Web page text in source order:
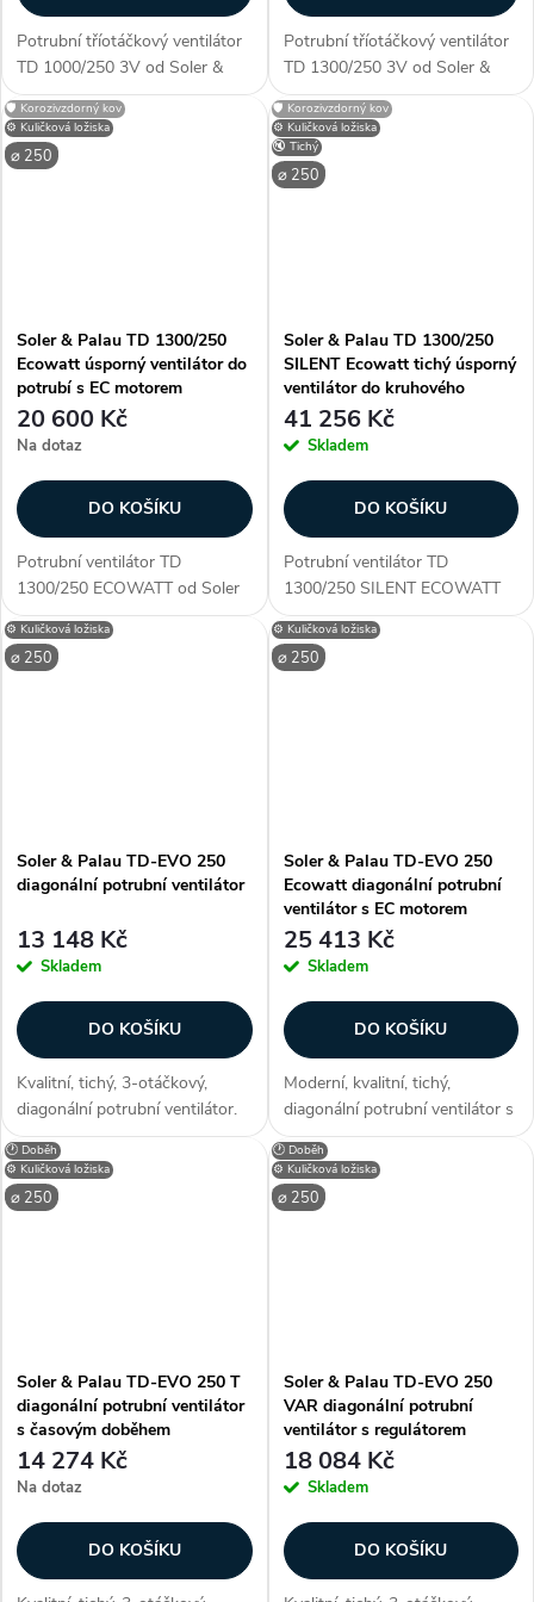
Potrubní tříotáčkový ventilátor
TD 1000/250 3V od Soler &
Palau s hliníkovým oběžným
kolem a kuličkovými ložisky.
Ventilátor s tichým chodem do
potrubí o průměru 250 mm.
Potrubní tříotáčkový ventilátor
TD 1300/250 3V od Soler &
Palau s hliníkovým oběžným
kolem a kuličkovými ložisky.
Ventilátor s tichým chodem do
potrubí o průměru 250 mm.
⚙️ Kuličková ložiska
⌀ 250
🛡️ Korozivzdorný kov
Soler & Palau TD 1300/250
Ecowatt úsporný ventilátor do
potrubí s EC motorem
20 600 Kč
Na dotaz
DO KOŠÍKU
Potrubní ventilátor TD
1300/250 ECOWATT od Soler
& Palau s hliníkovým oběžným
kolem a kuličkovými ložisky.
Úsporný ventilátor s tichým
⚙️ Kuličková ložiska
🔇 Tichý
⌀ 250
🛡️ Korozivzdorný kov
Soler & Palau TD 1300/250
SILENT Ecowatt tichý úsporný
ventilátor do kruhového
potrubí
41 256 Kč
Skladem
DO KOŠÍKU
Potrubní ventilátor TD
1300/250 SILENT ECOWATT
od Soler & Palau s kuličkovými
ložisky. Úsporný a ultra tichý
ventilátor do potrubí o průměru
⚙️ Kuličková ložiska
⌀ 250
Soler & Palau TD-EVO 250
diagonální potrubní ventilátor
13 148 Kč
Skladem
DO KOŠÍKU
Kvalitní, tichý, 3-otáčkový,
diagonální potrubní ventilátor.
Průtok až 1400 m3/h, 37 dB(A),
do 60°C, IP 44. Vyšší výkon,
nižší hluk oproti starším
modelům. Přípojné hrdlo s...
⚙️ Kuličková ložiska
⌀ 250
Soler & Palau TD-EVO 250
Ecowatt diagonální potrubní
ventilátor s EC motorem
25 413 Kč
Skladem
DO KOŠÍKU
Moderní, kvalitní, tichý,
diagonální potrubní ventilátor s
EC motorem. Otáčky lze
regulovat plynule signálem 0–
10 VDC od čidla teploty,
vlhkosti, CO2 nebo ze smart
🕐 Doběh
⚙️ Kuličková ložiska
⌀ 250
Soler & Palau TD-EVO 250 T
diagonální potrubní ventilátor
s časovým doběhem
14 274 Kč
Na dotaz
DO KOŠÍKU
🕐 Doběh
⚙️ Kuličková ložiska
⌀ 250
Soler & Palau TD-EVO 250
VAR diagonální potrubní
ventilátor s regulátorem
18 084 Kč
Skladem
DO KOŠÍKU